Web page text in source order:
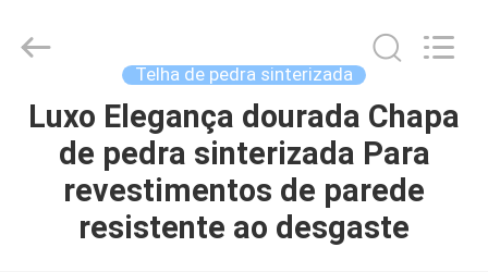
PARA
CASA
PRODUTOS
CERAMICS
CO.,LTD..
Reserved.
Telha de pedra sinterizada
Luxo Elegança dourada Chapa
de pedra sinterizada Para
revestimentos de parede
resistente ao desgaste